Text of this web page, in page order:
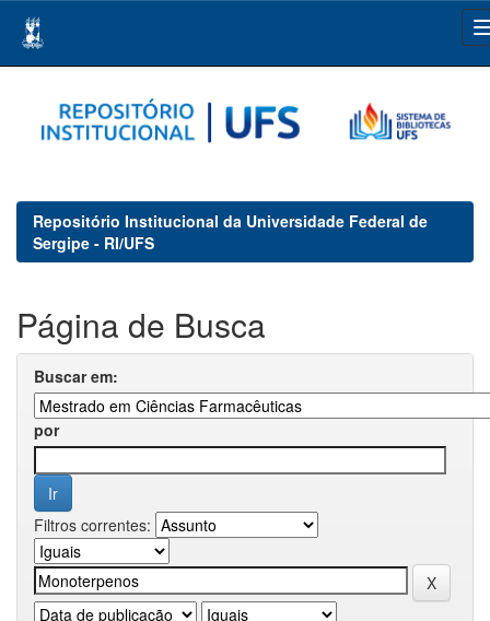
navigation
Repositório Institucional da Universidade Federal de
Sergipe - RI/UFS
Página de Busca
Buscar em:
por
Filtros correntes: